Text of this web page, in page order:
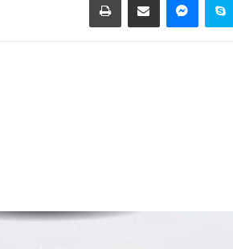
ترکیه: توافق دفاعی با
افغانستان